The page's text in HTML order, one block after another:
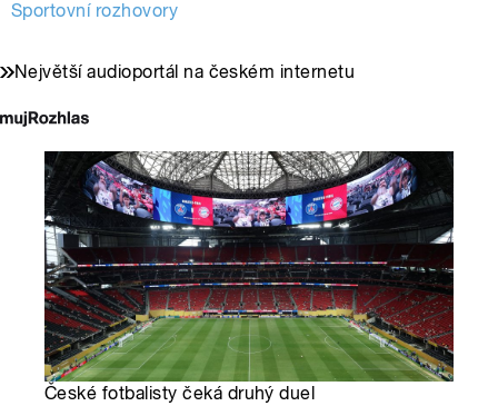
Sportovní rozhovory
Největší audioportál na českém internetu
České fotbalisty čeká druhý duel